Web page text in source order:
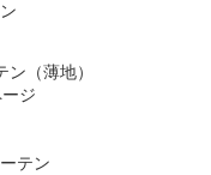
ン（薄地）
ジ
テン